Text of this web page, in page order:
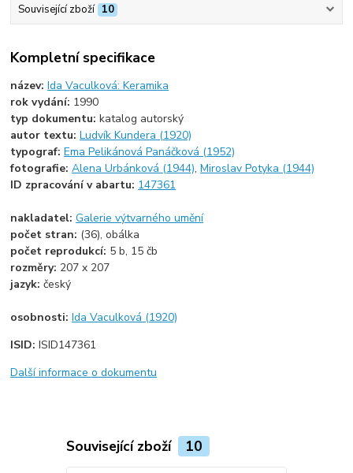
Související zboží 10
Kompletní specifikace
název:Ida Vaculková: Keramika
rok vydání: 1990
typ dokumentu:katalog autorský
autor textu:Ludvík Kundera (1920)
typograf:Ema Pelikánová Panáčková (1952)
fotografie:Alena Urbánková (1944),Miroslav Potyka (1944)
ID zpracování v abartu: 147361
nakladatel:Galerie výtvarného umění
počet stran: (36), obálka
počet reprodukcí: 5 b, 15 čb
rozměry: 207 x 207
jazyk:český
osobnosti:Ida Vaculková (1920)
ISID:ISID147361
Další informace o dokumentu
Související zboží 10